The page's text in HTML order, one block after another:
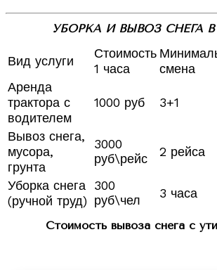
УБОРКА И ВЫВОЗ СНЕГА В
Вид услуги
Стоимость
1 часа
смена
Аренда
трактора с
водителем
1000 руб 3+1
Вывоз снега,
мусора,
грунта
3000
руб\рейс
2 рейса
Уборка снега
(ручной труд)
300
руб\чел
3 часа
Стоимость вывоза снега с